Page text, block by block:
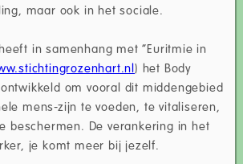
maar ook in het sociale.
in samenhang met “Euritmie in
) het Body
om vooral dit middengebied
mens-zijn te voeden, te vitaliseren,
beschermen. De verankering in het
je komt meer bij jezelf.